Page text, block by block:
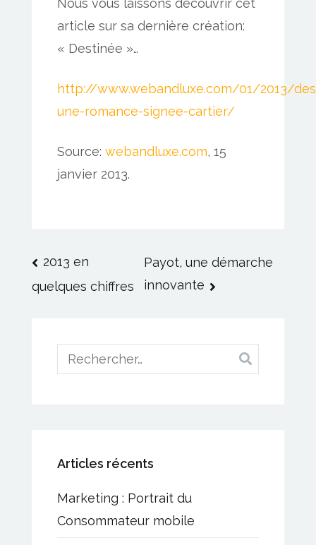
Nous vous laissons découvrir cet
article sur sa dernière création:
« Destinée »…
http://www.webandluxe.com/01/2013/
une-romance-signee-cartier/
Source: webandluxe.com, 15
janvier 2013.
Navigation
de
2013 en
quelques chiffres
Payot, une démarche
innovante
Rechercher :
Articles récents
Marketing : Portrait du
Consommateur mobile